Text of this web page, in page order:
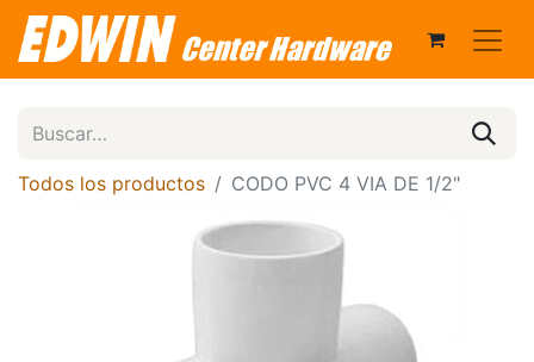
Todos los productos CODO PVC 4 VIA DE 1/2"